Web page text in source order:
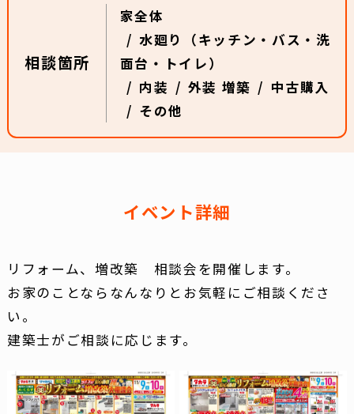
相談箇所
家全体
水廻り（キッチン・バス・洗
面台・トイレ）
内装
外装 増築
中古購入
その他
イベント詳細
リフォーム、増改築 相談会を開催します。
お家のことならなんなりとお気軽にご相談くださ
い。
建築士がご相談に応じます。